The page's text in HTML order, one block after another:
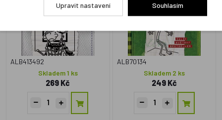
ALB413492
Skladem 1 ks
269 Kč
ALB70134
Skladem 2 ks
249 Kč
Upravit nastavení Souhlasím